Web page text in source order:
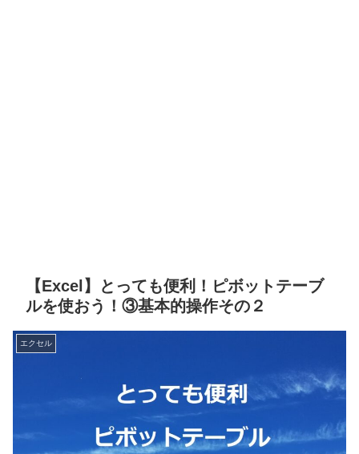
【Excel】とっても便利！ピボットテーブ
ルを使おう！③基本的操作その２
エクセル